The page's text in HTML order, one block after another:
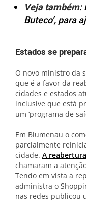
Veja também:
Buteco’, para
Estados se
O novo ministro da
que é a favor da
cidades e estados
inclusive que está
um ‘programa de
Em Blumenau o
parcialmente
cidade. A
chamaram a
Tendo em vista a
administra o
nas redes publicou